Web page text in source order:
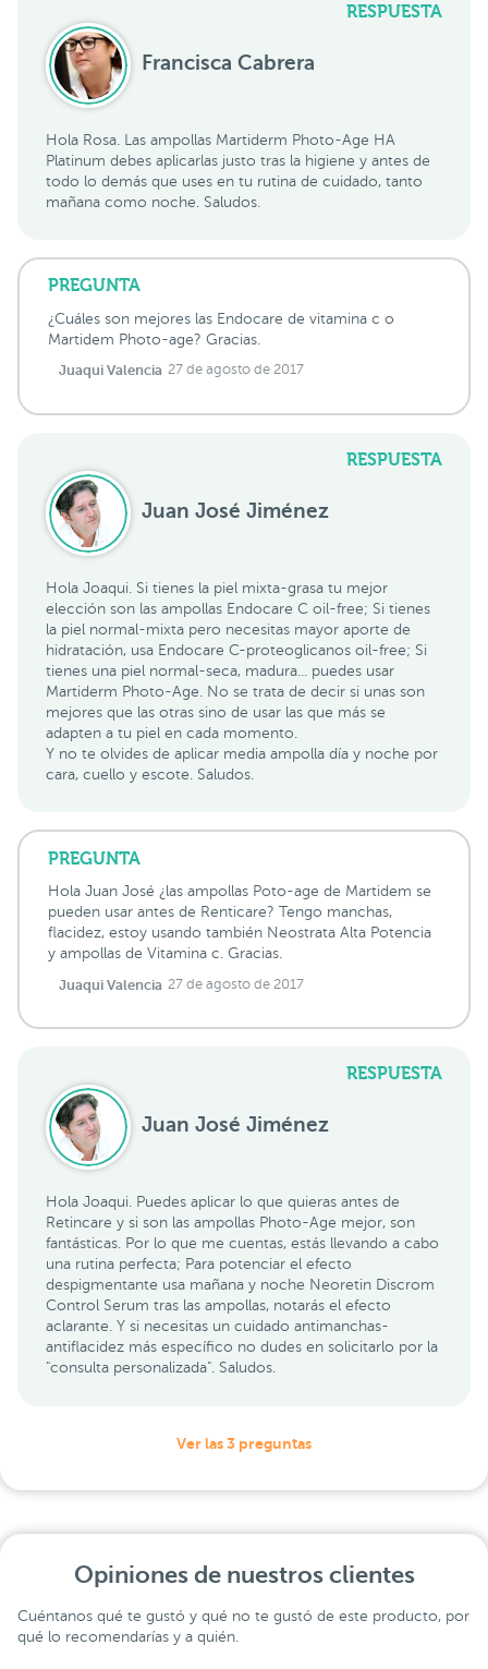
RESPUESTA
Hola Rosa. Las ampollas Martiderm Photo-Age HA
Platinum debes aplicarlas justo tras la higiene y antes de
todo lo demás que uses en tu rutina de cuidado, tanto
mañana como noche. Saludos.
Francisca Cabrera
PREGUNTA
¿Cuáles son mejores las Endocare de vitamina c o
Martidem Photo-age? Gracias.
Juaqui Valencia 27 de agosto de 2017
RESPUESTA
Hola Joaqui. Si tienes la piel mixta-grasa tu mejor
elección son las ampollas Endocare C oil-free; Si tienes
la piel normal-mixta pero necesitas mayor aporte de
hidratación, usa Endocare C-proteoglicanos oil-free; Si
tienes una piel normal-seca, madura... puedes usar
Martiderm Photo-Age. No se trata de decir si unas son
mejores que las otras sino de usar las que más se
adapten a tu piel en cada momento.
Y no te olvides de aplicar media ampolla día y noche por
cara, cuello y escote. Saludos.
Juan José Jiménez
PREGUNTA
Hola Juan José ¿las ampollas Poto-age de Martidem se
pueden usar antes de Renticare? Tengo manchas,
flacidez, estoy usando también Neostrata Alta Potencia
y ampollas de Vitamina c. Gracias.
Juaqui Valencia 27 de agosto de 2017
RESPUESTA
Hola Joaqui. Puedes aplicar lo que quieras antes de
Retincare y si son las ampollas Photo-Age mejor, son
fantásticas. Por lo que me cuentas, estás llevando a cabo
una rutina perfecta; Para potenciar el efecto
despigmentante usa mañana y noche Neoretin Discrom
Control Serum tras las ampollas, notarás el efecto
aclarante. Y si necesitas un cuidado antimanchas-
antiflacidez más específico no dudes en solicitarlo por la
"consulta personalizada". Saludos.
Juan José Jiménez
Ver las 3 preguntas
Opiniones de nuestros clientes
Cuéntanos qué te gustó y qué no te gustó de este producto, por
qué lo recomendarías y a quién.